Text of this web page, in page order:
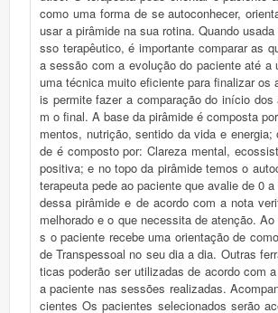
como uma forma de se autoconhecer,
usar a pirâmide na sua rotina. Quando
sso terapêutico, é importante comparar as
a sessão com a evolução do paciente até a
uma técnica muito eficiente para finalizar os
is permite fazer a comparação do início dos
m o final. A base da pirâmide é composta
mentos, nutrição, sentido da vida e energia;
de é composto por: Clareza mental,
positiva; e no topo da pirâmide temos o
terapeuta pede ao paciente que avalie de 0
dessa pirâmide e de acordo com a nota
melhorado e o que necessita de atenção.
s o paciente recebe uma orientação de
de Transpessoal no seu dia a dia. Outras
ticas poderão ser utilizadas de acordo com
a paciente nas sessões realizadas.
cientes Os pacientes selecionados serão